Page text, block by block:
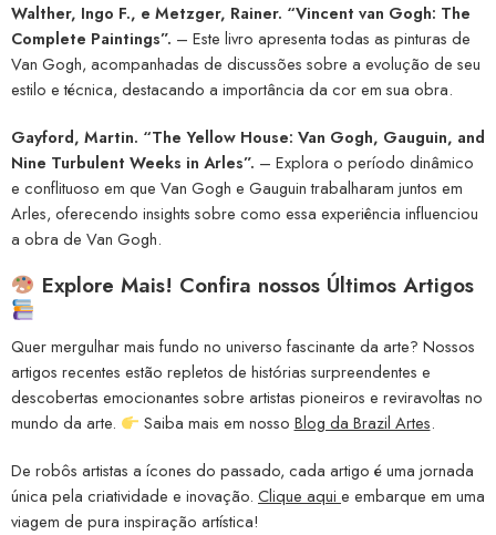
Walther, Ingo F., e Metzger, Rainer. “Vincent van Gogh: The
Complete Paintings”. – Este livro apresenta todas as pinturas de
Van Gogh, acompanhadas de discussões sobre a evolução de seu
estilo e técnica, destacando a importância da cor em sua obra.
Gayford, Martin. “The Yellow House: Van Gogh, Gauguin, and
Nine Turbulent Weeks in Arles”. – Explora o período dinâmico
e conflituoso em que Van Gogh e Gauguin trabalharam juntos em
Arles, oferecendo insights sobre como essa experiência influenciou
a obra de Van Gogh.
Explore Mais! Confira nossos Últimos Artigos
Quer mergulhar mais fundo no universo fascinante da arte? Nossos
artigos recentes estão repletos de histórias surpreendentes e
descobertas emocionantes sobre artistas pioneiros e reviravoltas no
mundo da arte.
Saiba mais em nosso Blog da Brazil Artes.
De robôs artistas a ícones do passado, cada artigo é uma jornada
única pela criatividade e inovação. Clique aqui e embarque em uma
viagem de pura inspiração artística!